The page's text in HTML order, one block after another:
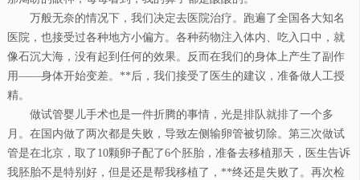
万般无奈的情况下，我们决定去医院治疗。跑遍了全国各大知名
医院，也接受过各种地方小偏方。各种药物注入体内、吃入口中，就
像石沉大海，没有起到任何的效果。反而在我们的身体上产生了副作
用——身体开始变差。**后，我们接受了医生的建议，准备做人工授
精。
做试管婴儿手术也是一件折腾的事情，光是排队就排了一个多
月。在国内做了两次都是失败，导致左侧输卵管被切除。第三次做试
管是在北京，取了10颗卵子配了6个胚胎，准备去移植那天，医生告诉
我胚胎不是特别好，但是还是帮我移植了，**终还是失败了。再次检